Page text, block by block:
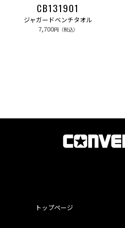
CB131901
ジャガードベンチタオル
7,700円（税込）
トップページ